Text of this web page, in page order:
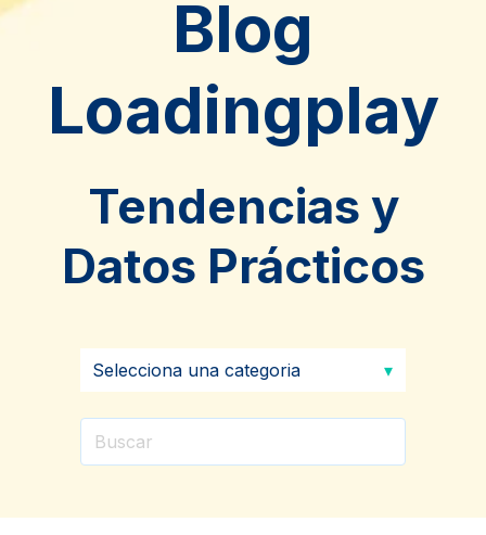
Blog
Loadingplay
Tendencias y
Datos Prácticos